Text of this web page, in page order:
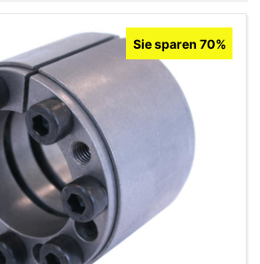
Sie sparen 70%